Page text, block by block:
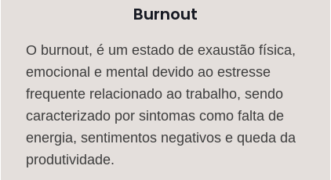
Burnout
O burnout, é um estado de exaustão física,
emocional e mental devido ao estresse
frequente relacionado ao trabalho, sendo
caracterizado por sintomas como falta de
energia, sentimentos negativos e queda da
produtividade.